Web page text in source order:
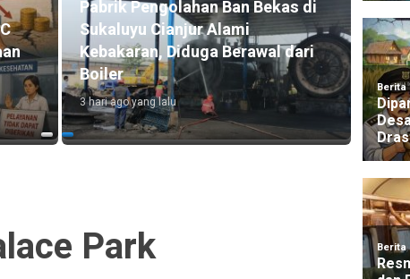
Pabrik Pengolahan Ban Bekas di
Sukaluyu Cianjur Alami
Kebakaran, Diduga Berawal dari
Boiler
3 hari ago yang lalu 22 jam
Park